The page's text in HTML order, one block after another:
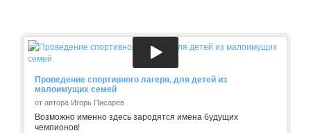
Проведение спортивного лагеря, для детей из
малоимущих семей
от автора Игорь Писарев
Возможно именно здесь зародятся имена будущих
чемпионов!